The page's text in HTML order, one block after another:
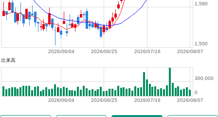
2026/08/07
2026/07/16
2026/06/25
2026/06/04
1,500
1,580
出来高
2026/08/07
2026/07/16
2026/06/25
2026/06/04
0
300,000